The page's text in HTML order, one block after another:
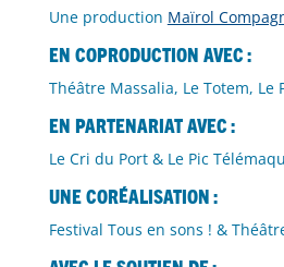
Une production Maïrol
En coproduction avec :
Théâtre Massalia, Le Totem, Le
En partenariat avec :
Le Cri du Port & Le Pic
Une coréalisation :
Festival Tous en sons ! &